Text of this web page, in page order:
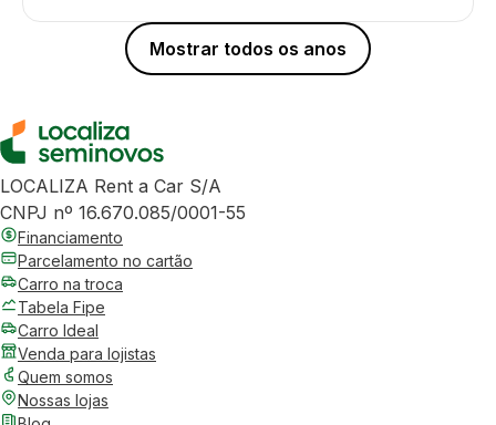
Mostrar todos os anos
LOCALIZA Rent a Car S/A
CNPJ nº 16.670.085/0001-55
Financiamento
Parcelamento no cartão
Carro na troca
Tabela Fipe
Carro Ideal
Venda para lojistas
Quem somos
Nossas lojas